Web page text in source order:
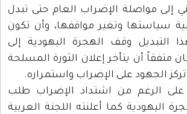
إلى مواصلة الإضراب العام حتى تبدل
سياستها وتغير مواقفها، وأن تكون
التبديل وقف الهجرة اليهودية إلى
متفقاً أن يتأخر إعلان الثورة المسلحة
الجهود على الإضراب واستمراره.
على الرغم من اشتداد الإضراب طلب
اليهودية كما أعلنته اللجنة العربية